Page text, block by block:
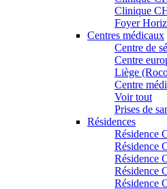
Clinique
Foyer
Centres médicaux
Centre de
Centre
Liège
Centre
Voir tout
Prises de
Résidences
Résidence
Résidence
Résidence
Résidence
Résidence